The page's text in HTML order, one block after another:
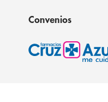
Convenios